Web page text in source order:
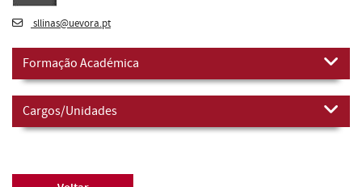
sllinas@uevora.pt
Formação Académica
Cargos/Unidades